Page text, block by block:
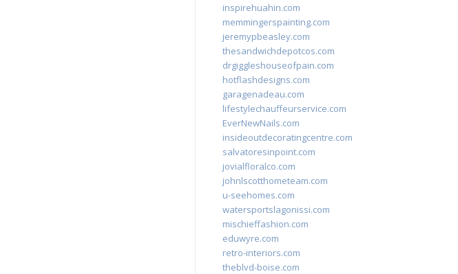
inspirehuahin.com
memmingerspainting.com
jeremypbeasley.com
thesandwichdepotcos.com
drgiggleshouseofpain.com
hotflashdesigns.com
garagenadeau.com
lifestylechauffeurservice.com
EverNewNails.com
insideoutdecoratingcentre.com
salvatoresinpoint.com
jovialfloralco.com
johnlscotthometeam.com
u-seehomes.com
watersportslagonissi.com
mischieffashion.com
eduwyre.com
retro-interiors.com
theblvd-boise.com